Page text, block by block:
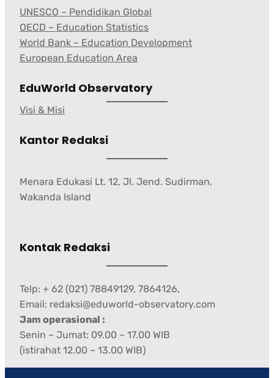
UNESCO – Pendidikan Global
OECD – Education Statistics
World Bank – Education Development
European Education Area
EduWorld Observatory
Visi & Misi
Kantor Redaksi
Menara Edukasi Lt. 12, Jl. Jend. Sudirman,
Wakanda Island
Kontak Redaksi
Telp: + 62 (021) 78849129, 7864126,
Email: redaksi@eduworld-observatory.com
Jam operasional :
Senin – Jumat: 09.00 – 17.00 WIB
(istirahat 12.00 – 13.00 WIB)